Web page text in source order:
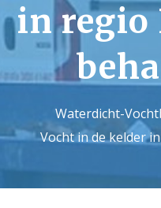
in regio
Waterdicht-
Vocht in de kelder